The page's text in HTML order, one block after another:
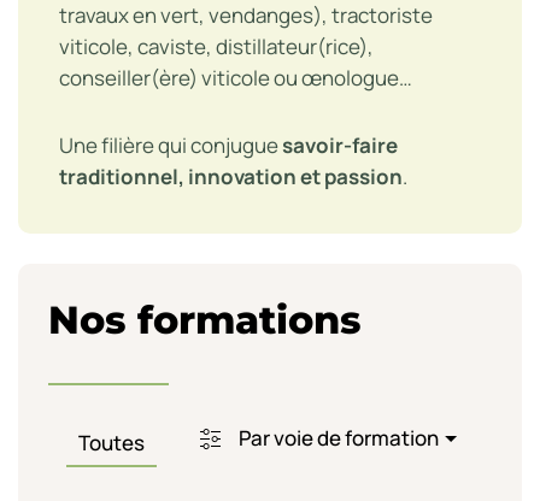
travaux en vert, vendanges), tractoriste
viticole, caviste, distillateur(rice),
conseiller(ère) viticole ou œnologue…
Une filière qui conjuguesavoir-faire
traditionnel, innovation et passion.
Nos formations
Toutes Par voie de formation